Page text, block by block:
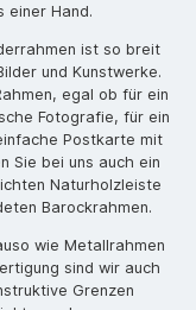
einer Hand.
ist so breit
und Kunstwerke.
egal ob für ein
Fotografie, für ein
Postkarte mit
Sie bei uns auch ein
Naturholzleiste
Barockrahmen.
wie Metallrahmen
sind wir auch
Grenzen